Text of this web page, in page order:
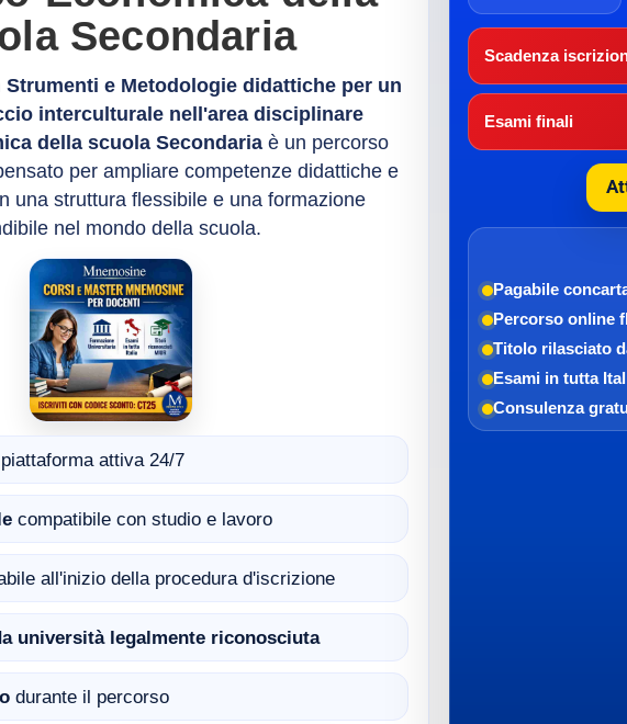
Secondaria
Strumenti e Metodologie didattiche per un
interculturale nell'area disciplinare
della scuola Secondariaè un percorso
per ampliare competenze didattiche e
una struttura flessibile e una formazione
nel mondo della scuola.
attiva 24/7
compatibile con studio e lavoro
all'inizio della procedura d'iscrizione
università legalmente riconosciuta
durante il percorso
Scadenza
Esami finali
Pagabile con
Percorso online
Titolo rilasciato
Esami in tutta
Consulenza